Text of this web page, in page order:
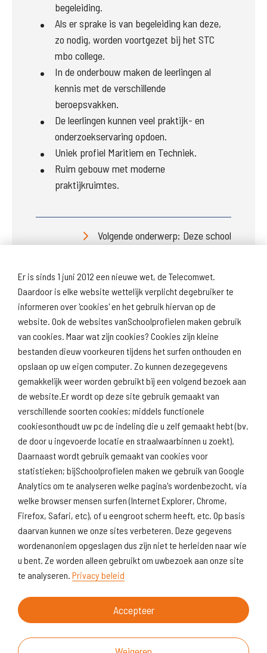
Er is sinds 1 juni 2012 een nieuwe wet, de Telecomwet.
Daardoor is elke website wettelijk verplicht degebruiker te
informeren over 'cookies' en het gebruik hiervan op de
website. Ook de websites vanSchoolprofielen maken gebruik
van cookies. Maar wat zijn cookies? Cookies zijn kleine
bestanden dieuw voorkeuren tijdens het surfen onthouden en
opslaan op uw eigen computer. Zo kunnen dezegegevens
gemakkelijk weer worden gebruikt bij een volgend bezoek aan
de website.Er wordt op deze site gebruik gemaakt van
verschillende soorten cookies; middels functionele
cookiesonthoudt uw pc de indeling die u zelf gemaakt hebt (bv.
de door u ingevoerde locatie en straalwaarbinnen u zoekt).
Daarnaast wordt gebruik gemaakt van cookies voor
statistieken; bijSchoolprofielen maken we gebruik van Google
Analytics om te analyseren welke pagina's wordenbezocht, via
welke browser mensen surfen (Internet Explorer, Chrome,
Firefox, Safari, etc), of u eengroot scherm heeft, etc. Op basis
daarvan kunnen we onze sites verbeteren. Deze gegevens
wordenanoniem opgeslagen dus zijn niet te herleiden naar wie
u bent. Ze worden alleen gebruikt om uwbezoek aan onze site
te analyseren. Privacy beleid
Accepteer
begeleiding.
Als er sprake is van begeleiding kan deze,
zo nodig, worden voortgezet bij het STC
mbo college.
In de onderbouw maken de leerlingen al
kennis met de verschillende
beroepsvakken.
De leerlingen kunnen veel praktijk- en
onderzoekservaring opdoen.
Uniek profiel Maritiem en Techniek.
Ruim gebouw met moderne
praktijkruimtes.
Volgende onderwerp: Deze school
Download
schoolprofiel
Naar
schoolresultaten
Naar scholenopdekaart.nl